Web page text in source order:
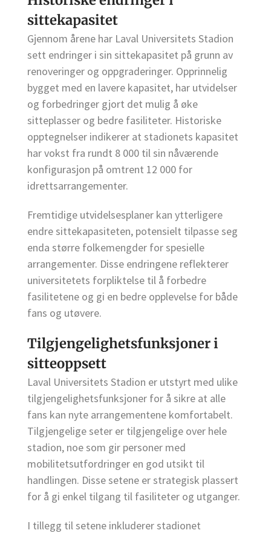
sittekapasitet
Gjennom årene har Laval Universitets Stadion
sett endringer i sin sittekapasitet på grunn av
renoveringer og oppgraderinger. Opprinnelig
bygget med en lavere kapasitet, har utvidelser
og forbedringer gjort det mulig å øke
sitteplasser og bedre fasiliteter. Historiske
opptegnelser indikerer at stadionets kapasitet
har vokst fra rundt 8 000 til sin nåværende
konfigurasjon på omtrent 12 000 for
idrettsarrangementer.
Fremtidige utvidelsesplaner kan ytterligere
endre sittekapasiteten, potensielt tilpasse seg
enda større folkemengder for spesielle
arrangementer. Disse endringene reflekterer
universitetets forpliktelse til å forbedre
fasilitetene og gi en bedre opplevelse for både
fans og utøvere.
Tilgjengelighetsfunksjoner i
sitteoppsett
Laval Universitets Stadion er utstyrt med ulike
tilgjengelighetsfunksjoner for å sikre at alle
fans kan nyte arrangementene komfortabelt.
Tilgjengelige seter er tilgjengelige over hele
stadion, noe som gir personer med
mobilitetsutfordringer en god utsikt til
handlingen. Disse setene er strategisk plassert
for å gi enkel tilgang til fasiliteter og utganger.
I tillegg til setene inkluderer stadionet